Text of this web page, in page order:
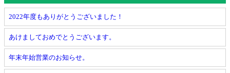
2022年度もありがとうございました！
あけましておめでとうございます。
年末年始営業のお知らせ。